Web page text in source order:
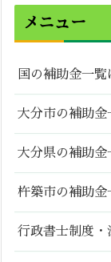
メニュー
国の補助金一覧
大分市の補助金
大分県の補助金
杵築市の補助金
行政書士制度